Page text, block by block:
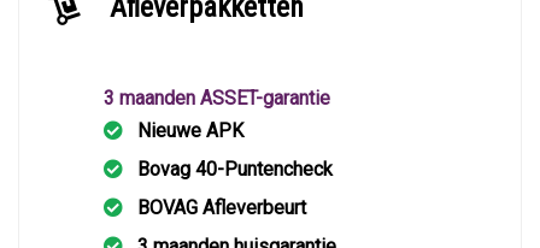
Afleverpakketten
3 maanden ASSET-garantie
Nieuwe APK
Bovag 40-Puntencheck
BOVAG Afleverbeurt